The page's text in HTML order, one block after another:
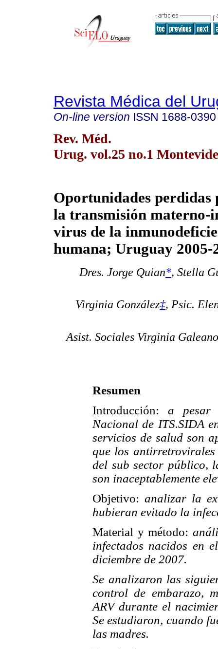
Revista Médica del
On-line version ISSN 1688-0390
Rev. Méd.
Urug. vol.25 no.1
Oportunidades perdidas
la transmisión materno-
virus de la
humana; Uruguay 2005-
Dres. Jorge Quian*, Stella
Virginia González‡, Psic.
Asist. Sociales Virginia Galeano
Resumen
Introducción: a pesar
Nacional de ITS.SIDA
servicios de salud son
que los
del sub sector público,
son inaceptablemente
Objetivo: analizar la
hubieran evitado la
Material y método:
infectados nacidos en
diciembre de 2007.
Se analizaron las
control de embarazo,
ARV durante el
Se estudiaron, cuando
las madres.